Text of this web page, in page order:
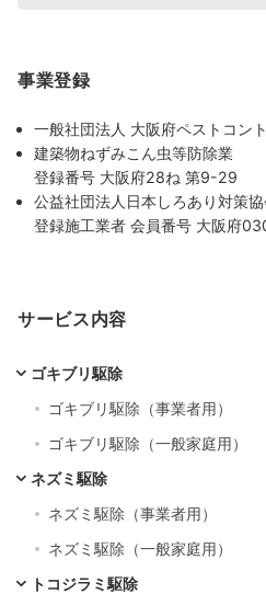
事業登録
一般社団法人 大阪府ペストコン
建築物ねずみこん虫等防除業
登録番号 大阪府28ね 第9-29
公益社団法人日本しろあり対策協
登録施工業者 会員番号 大阪府
サービス内容
ゴキブリ駆除
ゴキブリ駆除（事業者用）
ゴキブリ駆除（一般家庭用）
ネズミ駆除
ネズミ駆除（事業者用）
ネズミ駆除（一般家庭用）
トコジラミ駆除